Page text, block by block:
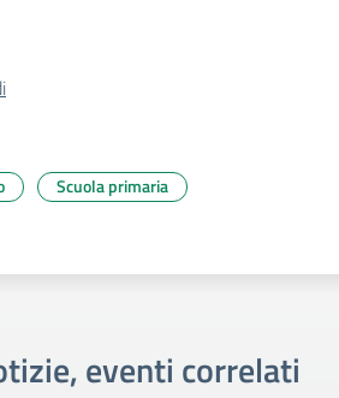
Scuola primaria
eventi correlati